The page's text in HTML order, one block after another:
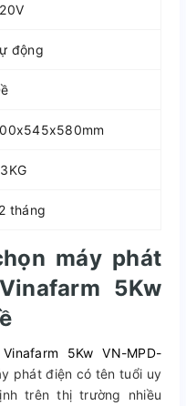
động
tháng
máy phát
5Kw
5Kw VN-MPD-
phát điện có tên tuổi uy
trên thị trường nhiều